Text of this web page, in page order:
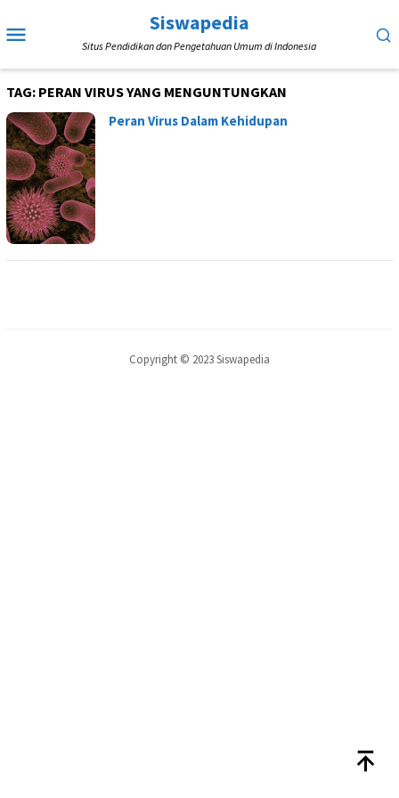
ke
Mobile
Siswapedia
Situs Pendidikan dan Pengetahuan Umum di Indonesia
TAG: PERAN VIRUS YANG MENGUNTUNGKAN
Peran Virus Dalam Kehidupan
Copyright © 2023 Siswapedia